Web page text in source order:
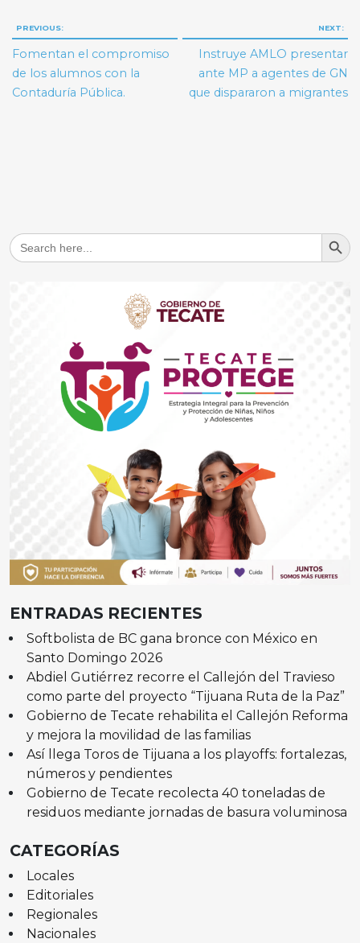
Navegación
de
entradas
PREVIOUS:
Fomentan el compromiso
de los alumnos con la
Contaduría Pública.
NEXT:
Instruye AMLO presentar
ante MP a agentes de GN
que dispararon a migrantes
Search
for:
Search
ENTRADAS RECIENTES
Softbolista de BC gana bronce con México en
Santo Domingo 2026
Abdiel Gutiérrez recorre el Callejón del Travieso
como parte del proyecto “Tijuana Ruta de la Paz”
Gobierno de Tecate rehabilita el Callejón Reforma
y mejora la movilidad de las familias
Así llega Toros de Tijuana a los playoffs: fortalezas,
números y pendientes
Gobierno de Tecate recolecta 40 toneladas de
residuos mediante jornadas de basura voluminosa
CATEGORÍAS
Locales
Editoriales
Regionales
Nacionales